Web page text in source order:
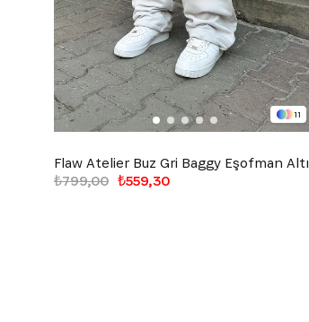
11
Flaw Atelier Buz Gri Baggy Eşofman Altı
₺559,30
₺799,00